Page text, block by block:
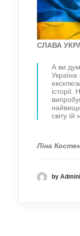
СЛАВА
А ви
Україна
історії.
світу їй
Ліна
by